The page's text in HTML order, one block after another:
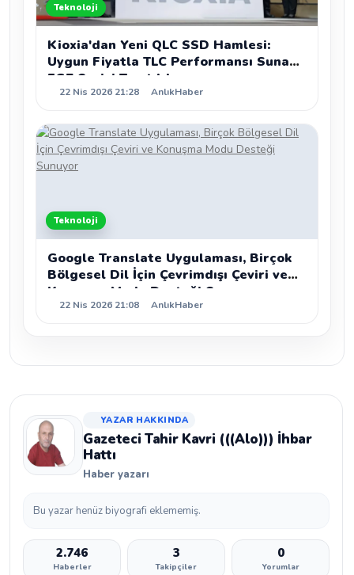
Teknoloji
Kioxia'dan Yeni QLC SSD Hamlesi:
Uygun Fiyatla TLC Performansı Sunan
EG7 Serisi Tanıtıldı
22 Nis 2026 21:28 AnlıkHaber
Teknoloji
Google Translate Uygulaması, Birçok
Bölgesel Dil İçin Çevrimdışı Çeviri ve
Konuşma Modu Desteği Sunuyor
22 Nis 2026 21:08 AnlıkHaber
YAZAR HAKKINDA
Gazeteci Tahir Kavri (((Alo))) İhbar
Hattı
Haber yazarı
Bu yazar henüz biyografi eklememiş.
2.746
Haberler
3
Takipçiler
0
Yorumlar